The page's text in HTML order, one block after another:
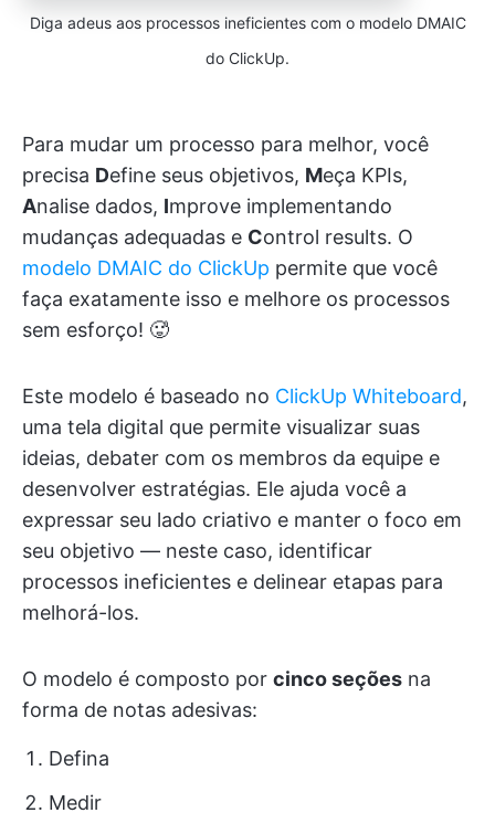
Diga adeus aos processos ineficientes com o modelo DMAIC
do ClickUp.
Para mudar um processo para melhor, você
precisa Define seus objetivos, Meça KPIs,
Analise dados, Improve implementando
mudanças adequadas e Control results. O
modelo DMAIC do ClickUp permite que você
faça exatamente isso e melhore os processos
sem esforço! 🥵
Este modelo é baseado no ClickUp Whiteboard,
uma tela digital que permite visualizar suas
ideias, debater com os membros da equipe e
desenvolver estratégias. Ele ajuda você a
expressar seu lado criativo e manter o foco em
seu objetivo — neste caso, identificar
processos ineficientes e delinear etapas para
melhorá-los.
O modelo é composto por cinco seções na
forma de notas adesivas:
Defina
Medir